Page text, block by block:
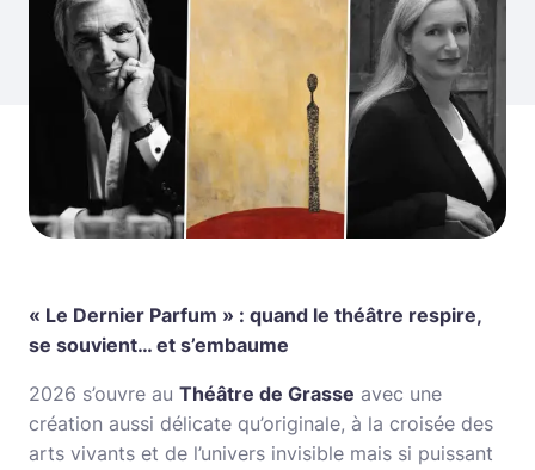
« Le Dernier Parfum » : quand le théâtre respire,
se souvient… et s’embaume
2026 s’ouvre au Théâtre de Grasse avec une
création aussi délicate qu’originale, à la croisée des
arts vivants et de l’univers invisible mais si puissant